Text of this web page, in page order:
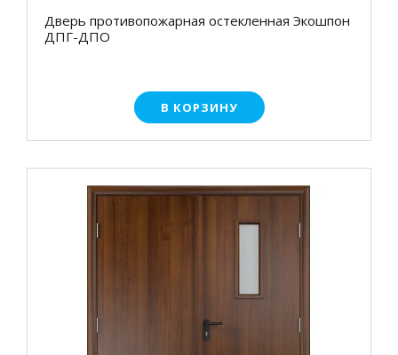
Дверь противопожарная остекленная Экошпон
ДПГ-ДПО
В КОРЗИНУ